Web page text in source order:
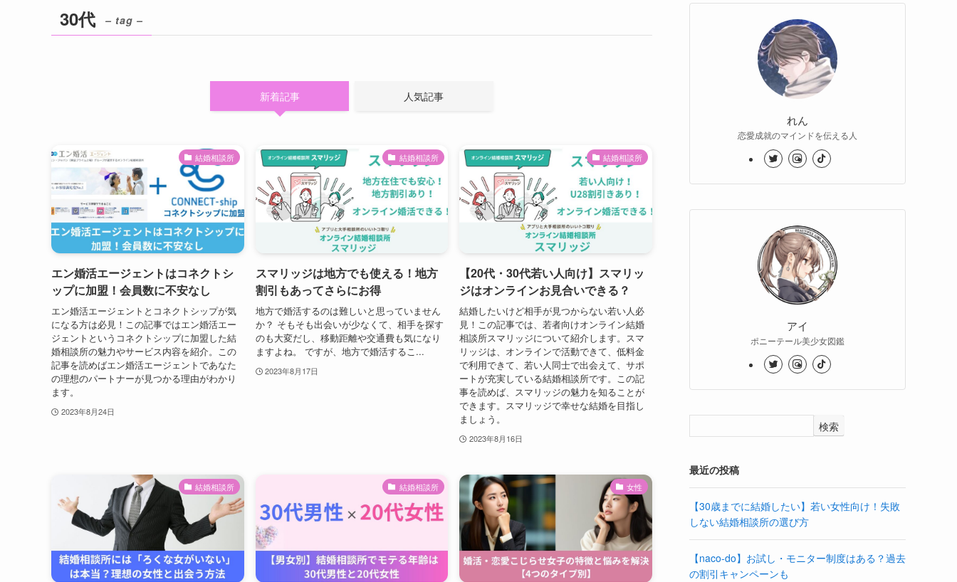
30代 – tag –
新着記事 人気記事
結婚相談所
エン婚活エージェントはコネクトシ
ップに加盟！会員数に不安なし
エン婚活エージェントとコネクトシップが気
になる方は必見！この記事ではエン婚活エー
ジェントというコネクトシップに加盟した結
婚相談所の魅力やサービス内容を紹介。この
記事を読めばエン婚活エージェントであなた
の理想のパートナーが見つかる理由がわかり
ます。
2023年8月24日
結婚相談所
スマリッジは地方でも使える！地方
割引もあってさらにお得
地方で婚活するのは難しいと思っていません
か？ そもそも出会いが少なくて、相手を探す
のも大変だし、移動距離や交通費も気になり
ますよね。 ですが、地方で婚活するこ...
2023年8月17日
結婚相談所
【20代・30代若い人向け】スマリッ
ジはオンラインお見合いできる？
結婚したいけど相手が見つからない若い人必
見！この記事では、若者向けオンライン結婚
相談所スマリッジについて紹介します。スマ
リッジは、オンラインで活動できて、低料金
で利用できて、若い人同士で出会えて、サポ
ートが充実している結婚相談所です。この記
事を読めば、スマリッジの魅力を知ることが
できます。スマリッジで幸せな結婚を目指し
ましょう。
2023年8月16日
結婚相談所 結婚相談所 女性
れん
恋愛成就のマインドを伝える人
アイ
ポニーテール美少女図鑑
検索
最近の投稿
【30歳までに結婚したい】若い女性向け！失敗
しない結婚相談所の選び方
【naco-do】お試し・モニター制度はある？過去
の割引キャンペーンも